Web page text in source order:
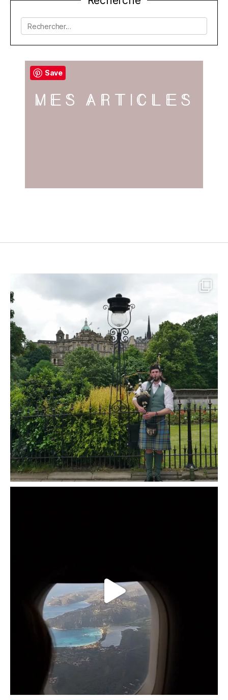
de
Rechercher :
Save